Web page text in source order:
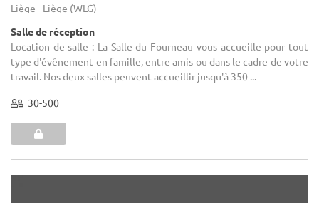
Liège - Liège (WLG)
Salle de réception
Location de salle : La Salle du Fourneau vous accueille pour tout
type d'évênement en famille, entre amis ou dans le cadre de votre
travail. Nos deux salles peuvent accueillir jusqu'à 350 ...
30-500